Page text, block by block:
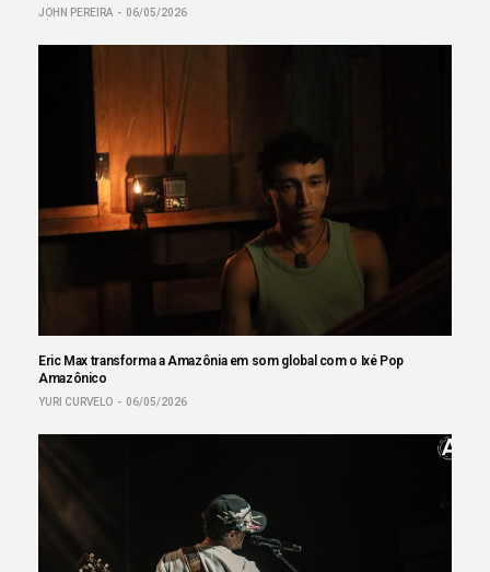
JOHN PEREIRA 06/05/2026
Eric Max transforma a Amazônia em som global com o Ixé Pop
Amazônico
YURI CURVELO 06/05/2026